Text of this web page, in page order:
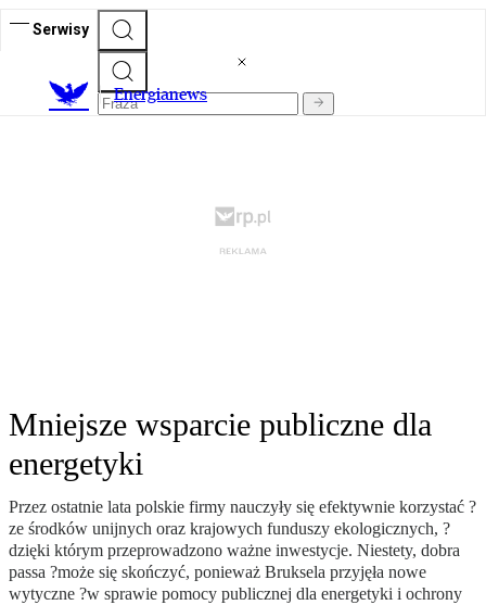
Serwisy
Energianews
Mniejsze wsparcie publiczne dla
energetyki
Przez ostatnie lata polskie firmy nauczyły się efektywnie korzystać ?
ze środków unijnych oraz krajowych funduszy ekologicznych, ?
dzięki którym przeprowadzono ważne inwestycje. Niestety, dobra
passa ?może się skończyć, ponieważ Bruksela przyjęła nowe
wytyczne ?w sprawie pomocy publicznej dla energetyki i ochrony